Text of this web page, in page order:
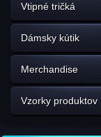
Vtipné tričká
Dámsky kútik
Merchandise
Vzorky produktov